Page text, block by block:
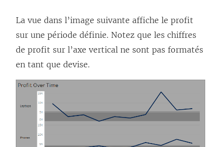
La vue dans l’image suivante affiche le profit
sur une période définie. Notez que les chiffres
de profit sur l’axe vertical ne sont pas formatés
en tant que devise.